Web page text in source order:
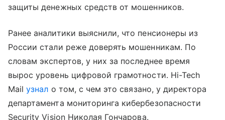
защиты денежных средств от мошенников.
Ранее аналитики выяснили, что пенсионеры из
России стали реже доверять мошенникам. По
словам экспертов, у них за последнее время
вырос уровень цифровой грамотности. Hi-Tech
Mailузнал о том, с чем это связано, у директора
департамента мониторинга кибербезопасности
Security Vision Николая Гончарова.